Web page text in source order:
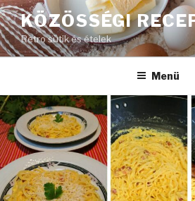
Tartalomhoz
KÖZÖSSÉGI
Retro sütik és ételek
Menü